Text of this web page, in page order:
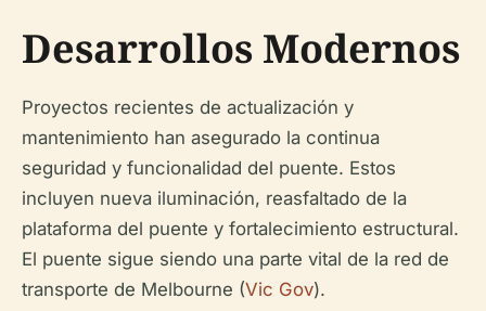
Desarrollos Modernos
Proyectos recientes de actualización y
mantenimiento han asegurado la continua
seguridad y funcionalidad del puente. Estos
incluyen nueva iluminación, reasfaltado de la
plataforma del puente y fortalecimiento estructural.
El puente sigue siendo una parte vital de la red de
transporte de Melbourne (Vic Gov).